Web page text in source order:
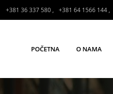
+381 36 337 580 , +381 64 1566 144 ,
POČETNA O NAMA